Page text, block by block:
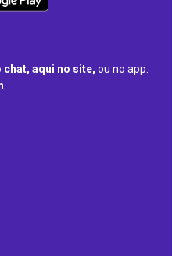
chat, aqui no site, ou no app.
.